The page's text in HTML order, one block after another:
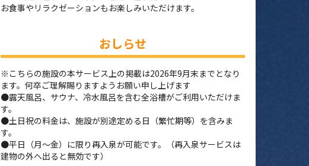
お食事やリラクゼーションもお楽しみいただけます。
おしらせ
※こちらの施設の本サービス上の掲載は2026年9月末までとなり
ます。何卒ご理解賜りますようお願い申し上げます
●露天風呂、サウナ、冷水風呂を含む全浴槽がご利用いただけま
す。
●土日祝の料金は、施設が別途定める日（繁忙期等）を含みま
す。
●平日（月～金）に限り再入泉が可能です。（再入泉サービスは
建物の外へ出ると無効です）